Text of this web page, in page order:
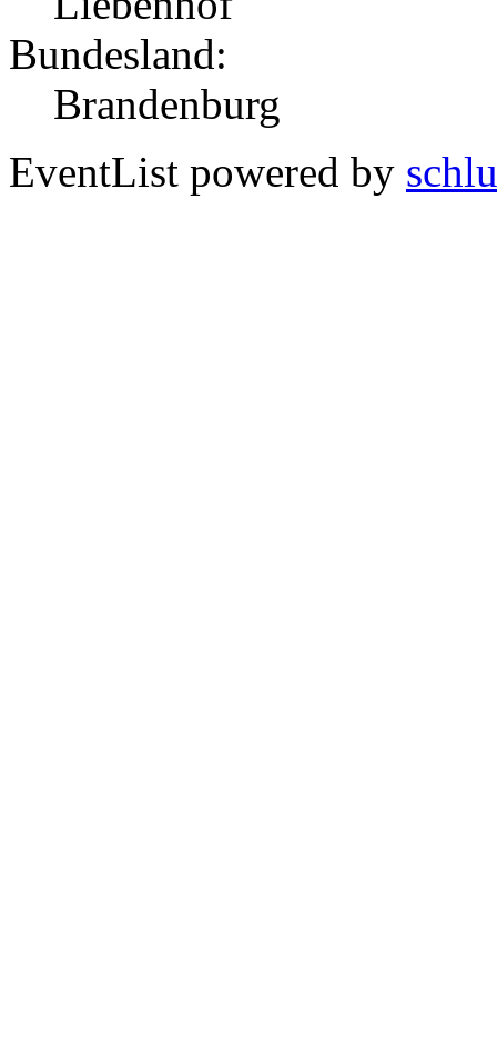
Bundesland:
Brandenburg
EventList powered by